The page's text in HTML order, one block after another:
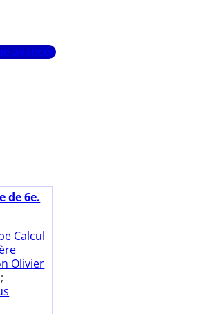
avancée
de 6e.
Calcul
Olivier
;